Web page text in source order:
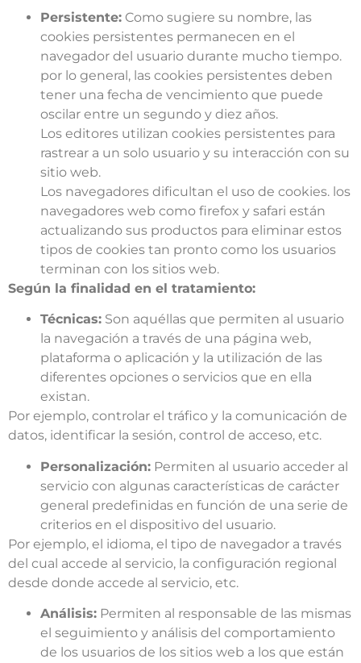
Persistente: Como sugiere su nombre, las
cookies persistentes permanecen en el
navegador del usuario durante mucho tiempo.
por lo general, las cookies persistentes deben
tener una fecha de vencimiento que puede
oscilar entre un segundo y diez años.
Los editores utilizan cookies persistentes para
rastrear a un solo usuario y su interacción con su
sitio web.
Los navegadores dificultan el uso de cookies. los
navegadores web como firefox y safari están
actualizando sus productos para eliminar estos
tipos de cookies tan pronto como los usuarios
terminan con los sitios web.
Según la finalidad en el tratamiento:
Técnicas: Son aquéllas que permiten al usuario
la navegación a través de una página web,
plataforma o aplicación y la utilización de las
diferentes opciones o servicios que en ella
existan.
Por ejemplo, controlar el tráfico y la comunicación de
datos, identificar la sesión, control de acceso, etc.
Personalización: Permiten al usuario acceder al
servicio con algunas características de carácter
general predefinidas en función de una serie de
criterios en el dispositivo del usuario.
Por ejemplo, el idioma, el tipo de navegador a través
del cual accede al servicio, la configuración regional
desde donde accede al servicio, etc.
Análisis: Permiten al responsable de las mismas
el seguimiento y análisis del comportamiento
de los usuarios de los sitios web a los que están